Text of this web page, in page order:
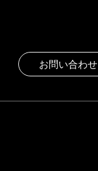
お問い合わせ